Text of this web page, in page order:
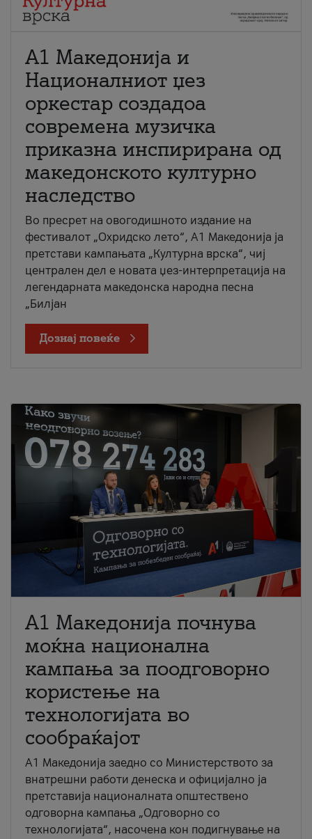
А1 Македонија и
Националниот џез
оркестар создадоа
современа музичка
приказна инспирирана од
македонското културно
наследство
Во пресрет на овогодишното издание на
фестивалот „Охридско лето“, А1 Македонија ја
претстави кампањата „Културна врска“, чиј
централен дел е новата џез-интерпретација на
легендарната македонска народна песна
„Билјан
Дознај повеќе
A1 Македонија почнува
моќна национална
кампања за поодговорно
користење на
технологијата во
сообраќајот
A1 Македонија заедно со Министерството за
внатрешни работи денеска и официјално ја
претставија националната општествено
одговорна кампања „Одговорно со
технологијата“, насочена кон подигнување на